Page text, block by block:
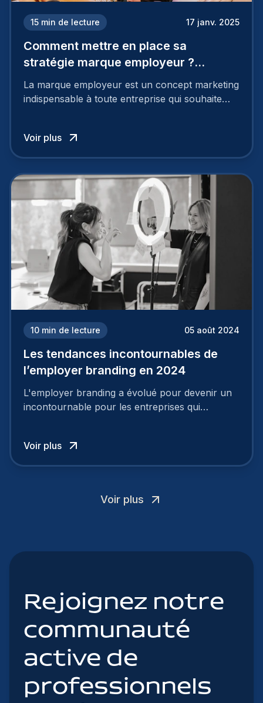
15 min de lecture 17 janv. 2025
Comment mettre en place sa
stratégie marque employeur ?
Découvrez les 7 étapes
La marque employeur est un concept marketing
indispensable à toute entreprise qui souhaite
employeur solide et positive sont évidentes, ce
travail, pour qu’il soit réussi, ne peut se faire en
mettre en œuvre un certain nombre d’actions.
Voir plus
10 min de lecture 05 août 2024
Les tendances incontournables de
l’employer branding en 2024
L'employer branding a évolué pour devenir un
incontournable pour les entreprises qui
Voir plus
Voir plus
Rejoignez notre
communauté
active de
professionnels